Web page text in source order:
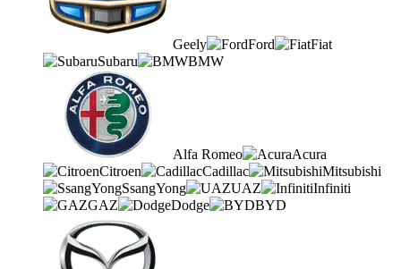
Geely Ford
Fiat
Subaru
BMW
Alfa Romeo
Acura
Citroen
Cadillac
Mitsubishi
SsangYong
UAZ
Infiniti
GAZ
Dodge BYD